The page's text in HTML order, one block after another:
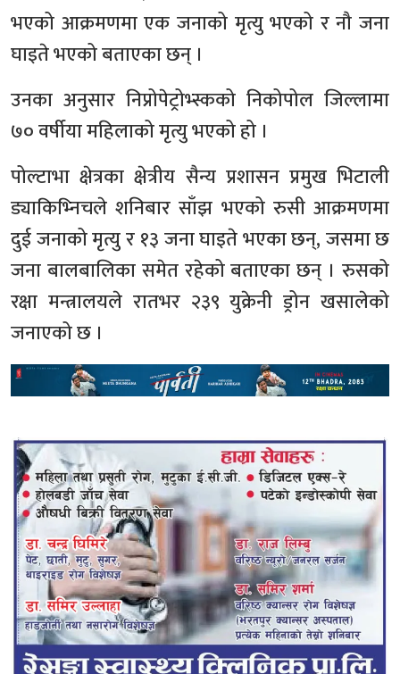
भएको आक्रमणमा एक जनाको मृत्यु भएको र नौ जना
घाइते भएको बताएका छन् ।
उनका अनुसार निप्रोपेट्रोभ्स्कको निकोपोल जिल्लामा
७० वर्षीया महिलाको मृत्यु भएको हो ।
पोल्टाभा क्षेत्रका क्षेत्रीय सैन्य प्रशासन प्रमुख भिटाली
ड्याकिभ्निचले शनिबार साँझ भएको रुसी आक्रमणमा
दुई जनाको मृत्यु र १३ जना घाइते भएका छन्, जसमा छ
जना बालबालिका समेत रहेको बताएका छन् । रुसको
रक्षा मन्त्रालयले रातभर २३९ युक्रेनी ड्रोन खसालेको
जनाएको छ ।